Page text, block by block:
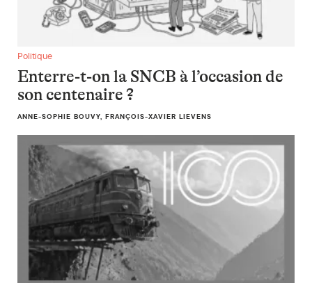
Enterre-t-on la SNCB à l’occasion de son centenaire ?
Politique
Enterre-t-on la SNCB à l’occasion de
son centenaire ?
ANNE-SOPHIE BOUVY, FRANÇOIS-XAVIER LIEVENS